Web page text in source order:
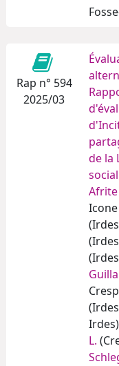
Rap n° 594
2025/03
de la
Afrite
L.